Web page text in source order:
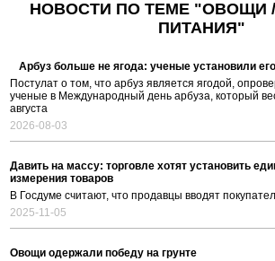
НОВОСТИ ПО ТЕМЕ "ОВОЩИ
ПИТАНИЯ"
Арбуз больше не ягода: ученые установили
Постулат о том, что арбуз является ягодой,
ученые в Международный день арбуза, который
августа
2026-08-03
Давить на массу: торговле хотят установить
измерения товаров
В Госдуме считают, что продавцы вводят
2025-11-05
Овощи одержали победу на грунте